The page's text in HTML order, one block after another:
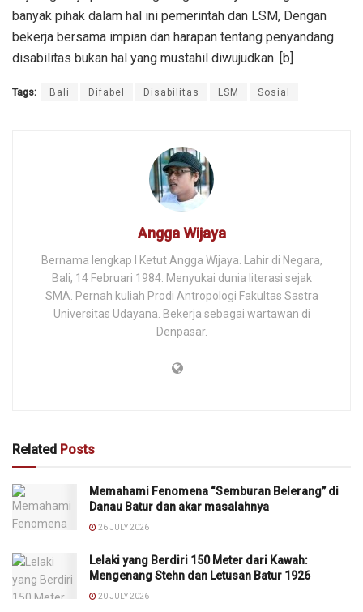
banyak pihak dalam hal ini pemerintah dan LSM, Dengan
bekerja bersama impian dan harapan tentang penyandang
disabilitas bukan hal yang mustahil diwujudkan. [b]
Tags: Bali Difabel Disabilitas LSM Sosial
Angga Wijaya
Bernama lengkap I Ketut Angga Wijaya. Lahir di Negara,
Bali, 14 Februari 1984. Menyukai dunia literasi sejak
SMA. Pernah kuliah Prodi Antropologi Fakultas Sastra
Universitas Udayana. Bekerja sebagai wartawan di
Denpasar.
Related Posts
Memahami Fenomena “Semburan Belerang” di
Danau Batur dan akar masalahnya
26 JULY 2026
Lelaki yang Berdiri 150 Meter dari Kawah:
Mengenang Stehn dan Letusan Batur 1926
20 JULY 2026